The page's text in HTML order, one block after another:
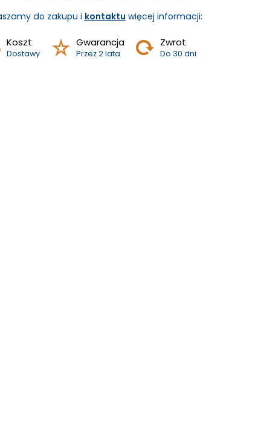
do zakupu i kontaktu więcej informacji:
Koszt
Dostawy
Gwarancja
Przez 2 lata
Zwrot
Do 30 dni